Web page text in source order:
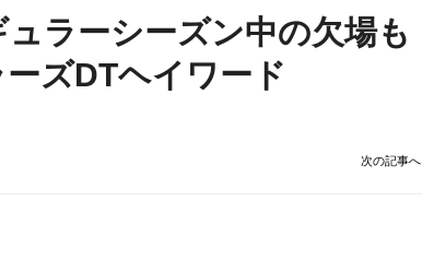
ラーシーズン中の欠場も
ズDTヘイワード
次の記事へ